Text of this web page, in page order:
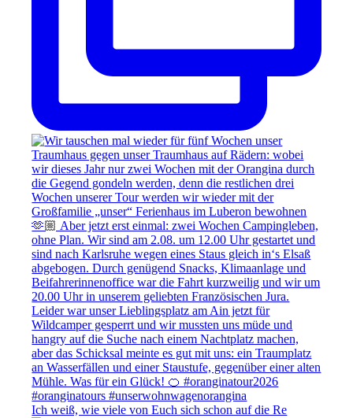
Ich weiß, wie viele von Euch sich schon auf die Re